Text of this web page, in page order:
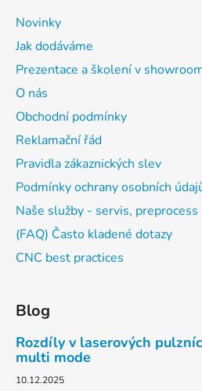
Novinky
Jak dodáváme
Prezentace a školení v
O nás
Obchodní podmínky
Reklamační řád
Pravidla zákaznických slev
Podmínky ochrany osobních
Naše služby - servis, preprocess
(FAQ) Často kladené dotazy
CNC best practices
Blog
Rozdíly v laserových
multi mode
10.12.2025